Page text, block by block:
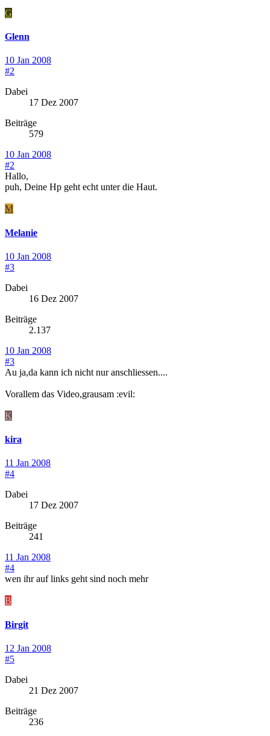
G
Glenn
10 Jan 2008
#2
Dabei
17 Dez 2007
Beiträge
579
10 Jan 2008
#2
Hallo,
puh, Deine Hp geht echt unter die Haut.
M
Melanie
10 Jan 2008
#3
Dabei
16 Dez 2007
Beiträge
2.137
10 Jan 2008
#3
Au ja,da kann ich nicht nur anschliessen....
Vorallem das Video,grausam :evil:
K
kira
11 Jan 2008
#4
Dabei
17 Dez 2007
Beiträge
241
11 Jan 2008
#4
wen ihr auf links geht sind noch mehr
B
Birgit
12 Jan 2008
#5
Dabei
21 Dez 2007
Beiträge
236